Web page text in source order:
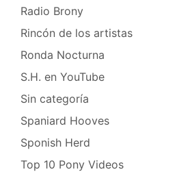
Radio Brony
Rincón de los artistas
Ronda Nocturna
S.H. en YouTube
Sin categoría
Spaniard Hooves
Sponish Herd
Top 10 Pony Videos